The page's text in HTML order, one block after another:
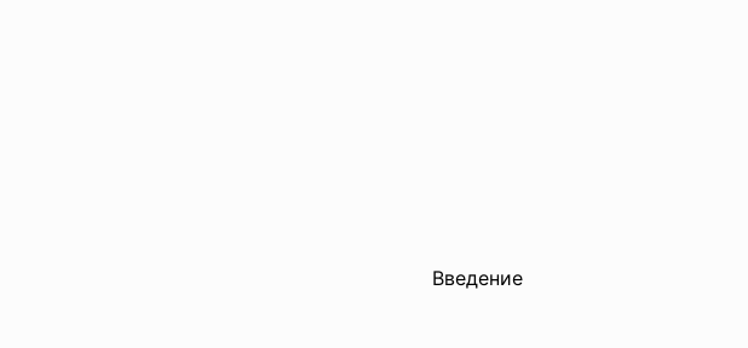
Введение